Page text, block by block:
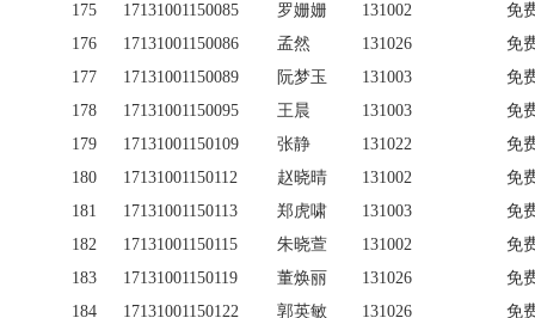
175
17131001150085 罗姗姗 131002
免
176
17131001150086 孟然 131026
免
177
17131001150089 阮梦玉 131003
免
178
17131001150095 王晨 131003
免
179
17131001150109 张静 131022
免
180
17131001150112 赵晓晴 131002
免
181
17131001150113 郑虎啸 131003
免
182
17131001150115 朱晓萱 131002
免
183
17131001150119 董焕丽 131026
免
184
17131001150122 郭英敏 131026
免